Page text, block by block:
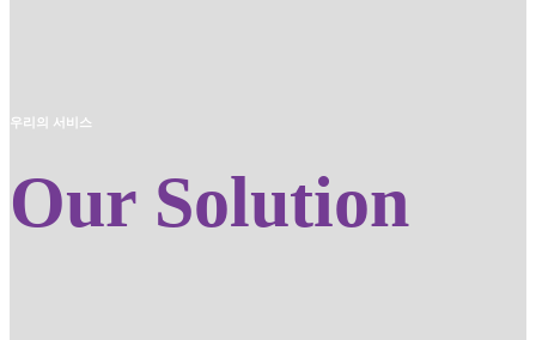
우리의 서비스
Our Solution